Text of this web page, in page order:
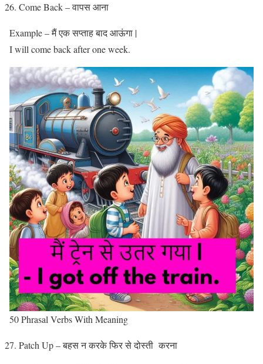
Come Back – वापस आना
Example – मैं एक सप्ताह बाद आऊंगा |
I will come back after one week.
50 Phrasal Verbs With Meaning
Patch Up – बहस न‌ करके फिर से दोस्ती करना